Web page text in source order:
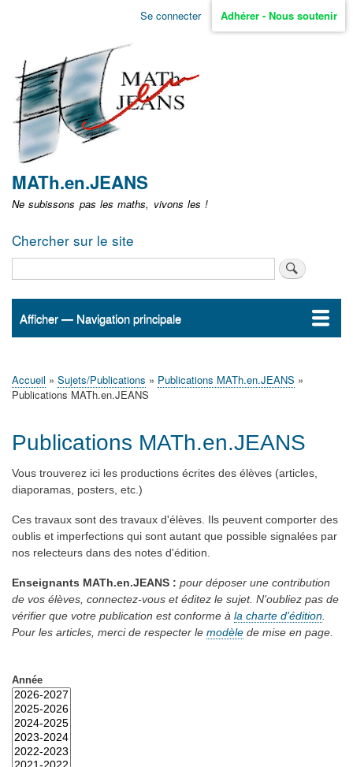
Aller
non
identifié
Se connecter Adhérer - Nous soutenir
MATh.en.JEANS
Ne subissons pas les maths, vivons les !
Chercher sur le site
Navigation
Afficher — Navigation principale
Accueil
Actualités
MATh.en.JEANS ?
Régions et Ateliers
Créer, gérer un atelier
Sujets/Publications
Congrès
Fil
Accueil Sujets/Publications
Publications MATh.en.JEANS
Publications MATh.en.JEANS
Publications MATh.en.JEANS
Vous trouverez ici les productions écrites des élèves (articles,
diaporamas, posters, etc.)
Ces travaux sont des travaux d'élèves. Ils peuvent comporter des
oublis et imperfections qui sont autant que possible signalées par
nos relecteurs dans des notes d'édition.
Enseignants MATh.en.JEANS : pour déposer une contribution
de vos élèves, connectez-vous et éditez le sujet. N'oubliez pas de
vérifier que votre publication est conforme à la charte d'édition
Pour les articles, merci de respecter le modèle de mise en page.
Année